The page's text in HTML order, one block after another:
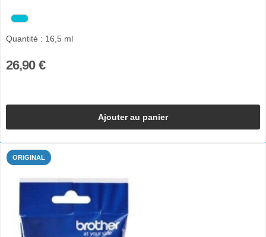
Quantité : 16,5 ml
26,90 €
Ajouter au panier
ORIGINAL